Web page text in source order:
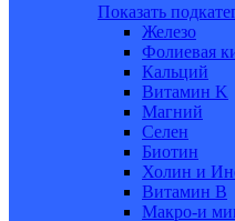
Показать
Железо
Фолиевая
Кальций
Витамин K
Магний
Селен
Биотин
Холин и
Витамин B
Макро-и